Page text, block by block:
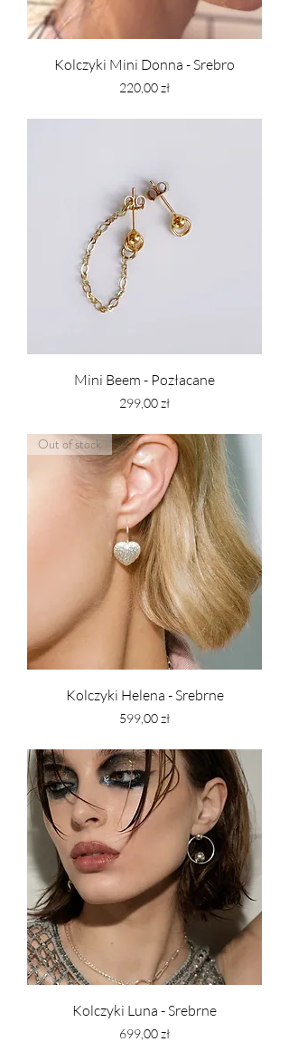
Kolczyki Mini Donna - Srebro
Cena
220,00 zł
Mini Beem - Pozłacane
Cena
299,00 zł
Out of stock
Kolczyki Helena - Srebrne
Cena
599,00 zł
Kolczyki Luna - Srebrne
Cena
699,00 zł